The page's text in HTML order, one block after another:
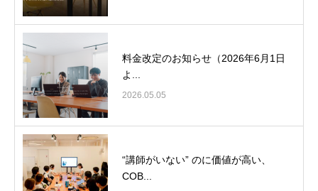
料金改定のお知らせ（2026年6月1日
よ...
2026.05.05
“講師がいない” のに価値が高い、
COB...